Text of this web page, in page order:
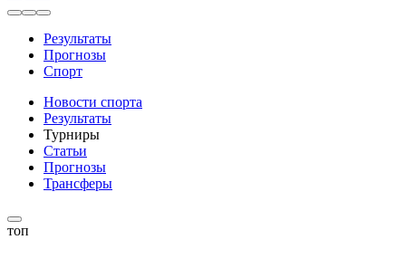
Результаты
Прогнозы
Спорт
Новости спорта
Результаты
Турниры
Статьи
Прогнозы
Трансферы
топ